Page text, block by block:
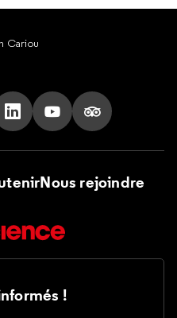
Cariou
sur Tik Tok
nous sur X
Suivez nous sur LinkedIn
Suivez nous sur
Suivez nous
Nous rejoindre
!